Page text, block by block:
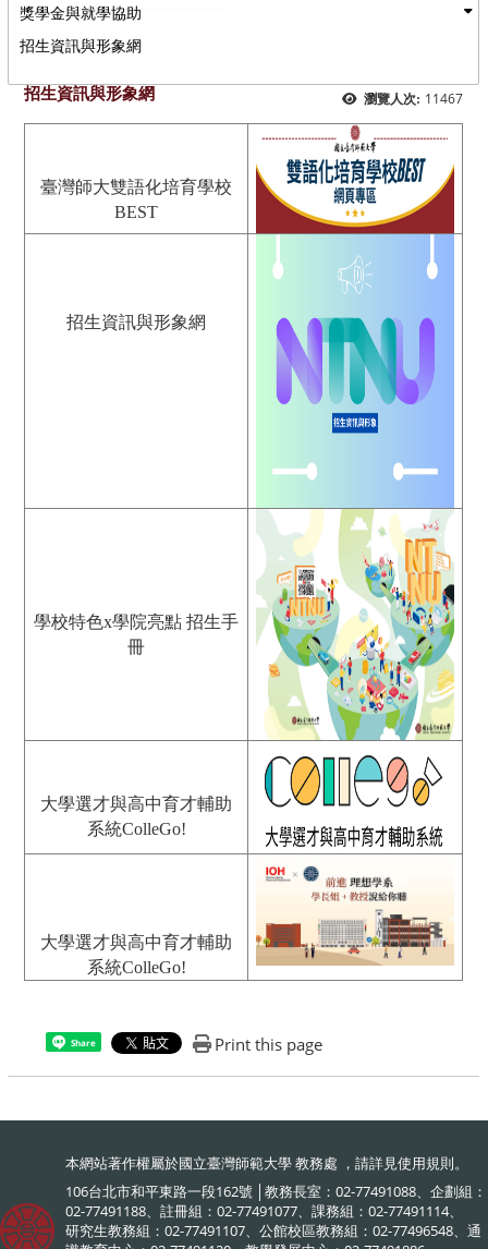
獎學金與就學協助
招生資訊與形象網
瀏覽人次: 11467
招生資訊與形象網
臺灣師大雙語化培育學校
BEST
招生資訊與形象網
學校特色x學院亮點 招生手
冊
大學選才與高中育才輔助
系統ColleGo!
大學選才與高中育才輔助
系統ColleGo!
Share Print this page
本網站著作權屬於國立臺灣師範大學 教務處 ，請詳見使用規則。
106台北市和平東路一段162號 │教務長室：02-77491088、企劃組：
02-77491188、註冊組：02-77491077、課務組：02-77491114、
研究生教務組：02-77491107、公館校區教務組：02-77496548、通